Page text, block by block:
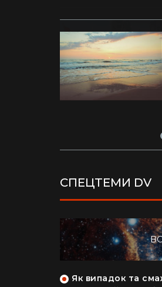
СПЕЦТЕМИ DV
Як випадок та